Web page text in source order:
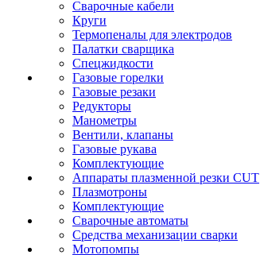
Сварочные кабели
Круги
Термопеналы для электродов
Палатки сварщика
Спецжидкости
Газовые горелки
Газовые резаки
Редукторы
Манометры
Вентили, клапаны
Газовые рукава
Комплектующие
Аппараты плазменной резки CUT
Плазмотроны
Комплектующие
Сварочные автоматы
Средства механизации сварки
Мотопомпы